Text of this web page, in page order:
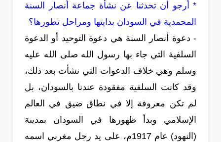
* أرجو أن تحدثنا عن نشأة جماعة أنصار السنة
المحمدية في السودان بدايتها ومراحل تطورها؟
- دعوة أنصار السنة هي دعوة التوحيد أو الدعوة
السلفية التي جاء بها رسول الله صلى الله عليه
وسلم وهي خلاف الدعوات التي نشأت بعد ذلك،
وقد كانت السلفية مفقودة عندنا بالسودان، بل
لم تكن معروفة إلا في نطاق ضيق في العالم
الإسلامي وبدأ ظهورها في السودان بمدينة
(النهود) عام 1917م، على يد رجل مغربي اسمه